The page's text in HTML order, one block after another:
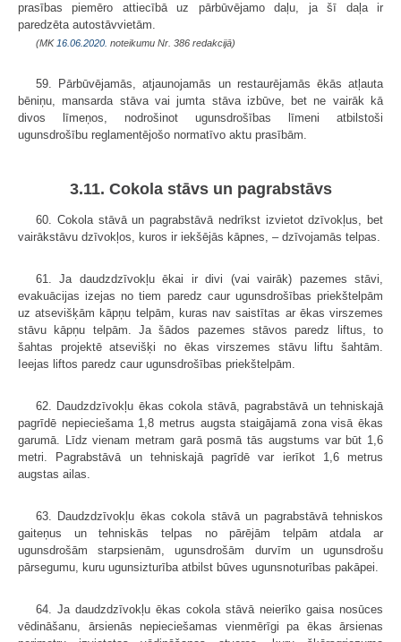
prasības piemēro attiecībā uz pārbūvējamo daļu, ja šī daļa ir
paredzēta autostāvvietām.
(MK 16.06.2020. noteikumu Nr. 386 redakcijā)
59. Pārbūvējamās, atjaunojamās un restaurējamās ēkās atļauta
bēniņu, mansarda stāva vai jumta stāva izbūve, bet ne vairāk kā
divos līmeņos, nodrošinot ugunsdrošības līmeni atbilstoši
ugunsdrošību reglamentējošo normatīvo aktu prasībām.
3.11. Cokola stāvs un pagrabstāvs
60. Cokola stāvā un pagrabstāvā nedrīkst izvietot dzīvokļus, bet
vairākstāvu dzīvokļos, kuros ir iekšējās kāpnes, – dzīvojamās telpas.
61. Ja daudzdzīvokļu ēkai ir divi (vai vairāk) pazemes stāvi,
evakuācijas izejas no tiem paredz caur ugunsdrošības priekštelpām
uz atsevišķām kāpņu telpām, kuras nav saistītas ar ēkas virszemes
stāvu kāpņu telpām. Ja šādos pazemes stāvos paredz liftus, to
šahtas projektē atsevišķi no ēkas virszemes stāvu liftu šahtām.
Ieejas liftos paredz caur ugunsdrošības priekštelpām.
62. Daudzdzīvokļu ēkas cokola stāvā, pagrabstāvā un tehniskajā
pagrīdē nepieciešama 1,8 metrus augsta staigājamā zona visā ēkas
garumā. Līdz vienam metram garā posmā tās augstums var būt 1,6
metri. Pagrabstāvā un tehniskajā pagrīdē var ierīkot 1,6 metrus
augstas ailas.
63. Daudzdzīvokļu ēkas cokola stāvā un pagrabstāvā tehniskos
gaiteņus un tehniskās telpas no pārējām telpām atdala ar
ugunsdrošām starpsienām, ugunsdrošām durvīm un ugunsdrošu
pārsegumu, kuru ugunsizturība atbilst būves ugunsnoturības pakāpei.
64. Ja daudzdzīvokļu ēkas cokola stāvā neierīko gaisa nosūces
vēdināšanu, ārsienās nepieciešamas vienmērīgi pa ēkas ārsienas